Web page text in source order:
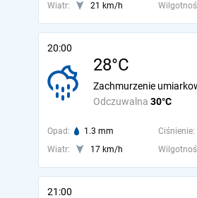
Wiatr:
21 km/h
20:00
28°C
Odczuwalna 30°C
Zachmurzenie
Opad: 1.3 mm Ciśnienie:
Wiatr:
17 km/h
21:00